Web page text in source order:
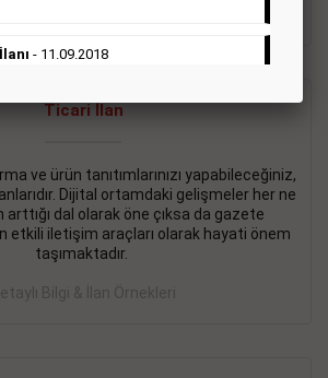
Ticari İlan
ve ürün tanıtımlarınızı yapabileceğiniz,
Dijital ortamdaki gelişmeler her ne
arttığı dal olarak öne çıksa da gazete
etkili iletişim araçları olarak hayati önem
taşımaktadır.
Bilgi & İlan Örnekleri
- 11.09.2018
mağaza.
İlanı- 11.09.2018
kelepir 2+ 1 satılık daire